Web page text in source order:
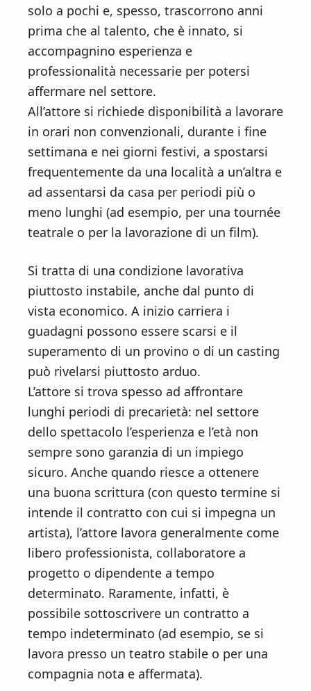
solo a pochi e, spesso, trascorrono anni
prima che al talento, che è innato, si
accompagnino esperienza e
professionalità necessarie per potersi
affermare nel settore.
All’attore si richiede disponibilità a lavorare
in orari non convenzionali, durante i fine
settimana e nei giorni festivi, a spostarsi
frequentemente da una località a un’altra e
ad assentarsi da casa per periodi più o
meno lunghi (ad esempio, per una tournée
teatrale o per la lavorazione di un film).
Si tratta di una condizione lavorativa
piuttosto instabile, anche dal punto di
vista economico. A inizio carriera i
guadagni possono essere scarsi e il
superamento di un provino o di un casting
può rivelarsi piuttosto arduo.
L’attore si trova spesso ad affrontare
lunghi periodi di precarietà: nel settore
dello spettacolo l’esperienza e l’età non
sempre sono garanzia di un impiego
sicuro. Anche quando riesce a ottenere
una buona scrittura (con questo termine si
intende il contratto con cui si impegna un
artista), l’attore lavora generalmente come
libero professionista, collaboratore a
progetto o dipendente a tempo
determinato. Raramente, infatti, è
possibile sottoscrivere un contratto a
tempo indeterminato (ad esempio, se si
lavora presso un teatro stabile o per una
compagnia nota e affermata).